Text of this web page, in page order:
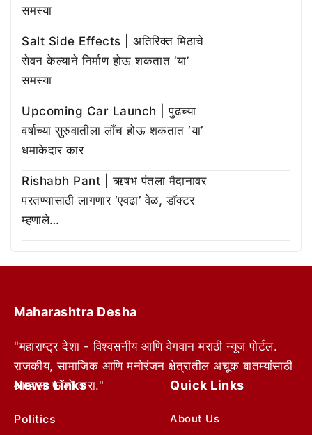
समस्या
Salt Side Effects | अतिरिक्त मिठाचे
सेवन केल्याने निर्माण होऊ शकतात ‘या’
समस्या
Upcoming Car Launch | पुढच्या
वर्षाच्या सुरुवातीला लाँच होऊ शकतात ‘या’
धमाकेदार कार
Rishabh Pant | ऋषभ पंतला मैदानावर
परतण्यासाठी लागणार ‘एवढा’ वेळ, डॉक्टर
म्हणाले…
Maharashtra Desha
"महाराष्ट्र देशा - विश्वसनीय आणि वेगवान मराठी न्यूज पोर्टल.
राजकीय, सामाजिक आणि मनोरंजन क्षेत्रातील अचूक बातम्यांसाठी
आम्हाला फॉलो करा."
News Links
Politics
Quick Links
About Us